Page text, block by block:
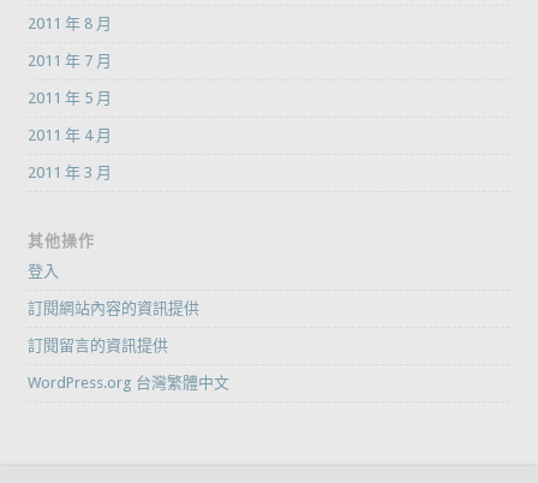
2011 年 8 月
2011 年 7 月
2011 年 5 月
2011 年 4 月
2011 年 3 月
其他操作
登入
訂閱網站內容的資訊提供
訂閱留言的資訊提供
WordPress.org 台灣繁體中文